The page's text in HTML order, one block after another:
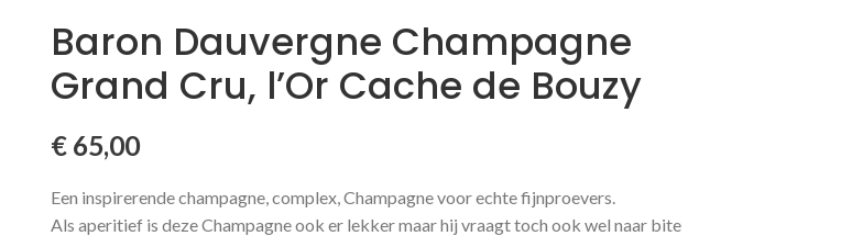
Baron Dauvergne Champagne
Grand Cru, l’Or Cache de Bouzy
€65,00
Een inspirerende champagne, complex, Champagne voor echte fijnproevers.
Als aperitief is deze Champagne ook er lekker maar hij vraagt toch ook wel naar bite